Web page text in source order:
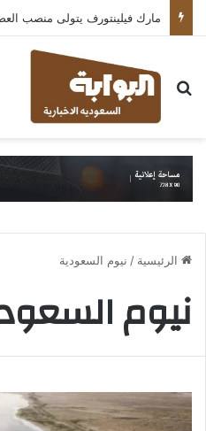
بحث عن
الرئيسية / نيوم السعودية
نيوم